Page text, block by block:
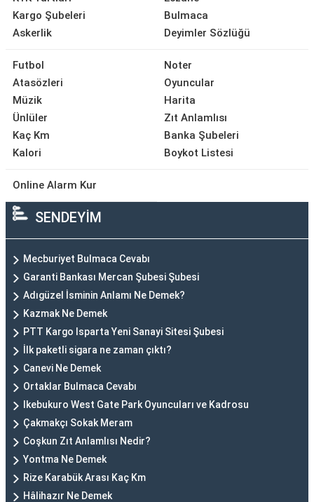
Kargo Şubeleri
Askerlik
Bulmaca
Deyimler Sözlüğü
Futbol
Atasözleri
Müzik
Ünlüler
Kaç Km
Kalori
Noter
Oyuncular
Harita
Zıt Anlamlısı
Banka Şubeleri
Boykot Listesi
Online Alarm Kur
SENDEYİM
Mecburiyet Bulmaca Cevabı
Garanti Bankası Mercan Şubesi Şubesi
Adıgüzel İsminin Anlamı Ne Demek?
Kazmak Ne Demek
PTT Kargo Isparta Yeni Sanayi Sitesi Şubesi
İlk paketli sigara ne zaman çıktı?
Canevi Ne Demek
Ortaklar Bulmaca Cevabı
Ikebukuro West Gate Park Oyuncuları ve Kadrosu
Çakmakçı Sokak Meram
Coşkun Zıt Anlamlısı Nedir?
Yontma Ne Demek
Rize Karabük Arası Kaç Km
Hâlihazır Ne Demek